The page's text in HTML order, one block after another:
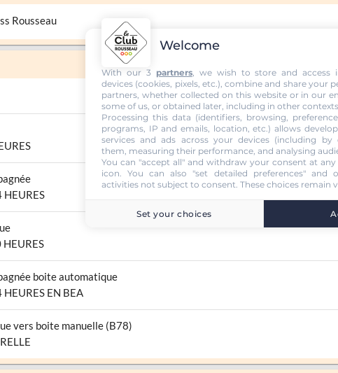
Rousseau
HEURES
20 HEURES
boite automatique
HEURES EN BEA
vers boite manuelle (B78)
Welcome
With our 3 partners, we wish to store and access
devices (cookies, pixels, etc.), combine and share your
partners, whether collected on this website or in our
some of us, or obtained later, including in other
Processing this data (identifiers, browsing,
programs, IP and emails, location, etc.) allows
services and ads across your devices (including by
them, measuring their performance, and analysing
You can "accept all" and withdraw your consent at
icon. You can also "set detailed preferences" and
activities not subject to consent. These choices remain
Set your choices